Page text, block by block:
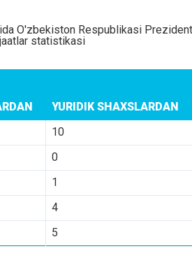
O'zbekiston Respublikasi
statistikasi
YURIDIK SHAXSLARDAN
10
0
1
4
5